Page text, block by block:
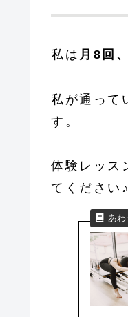
私は 月8回
私が通って
す。
体験レッス
てください♪